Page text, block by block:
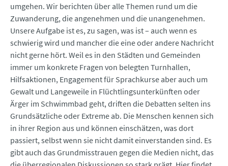
umgehen. Wir berichten über alle Themen rund um die
Zuwanderung, die angenehmen und die unangenehmen.
Unsere Aufgabe ist es, zu sagen, was ist – auch wenn es
schwierig wird und mancher die eine oder andere Nachricht
nicht gerne hört. Weil es in den Städten und Gemeinden
immer um konkrete Fragen von belegten Turnhallen,
Hilfsaktionen, Engagement für Sprachkurse aber auch um
Gewalt und Langeweile in Flüchtlingsunterkünften oder
Ärger im Schwimmbad geht, driften die Debatten selten ins
Grundsätzliche oder Extreme ab. Die Menschen kennen sich
in ihrer Region aus und können einschätzen, was dort
passiert, selbst wenn sie nicht damit einverstanden sind. Es
gibt auch das Grundmisstrauen gegen die Medien nicht, das